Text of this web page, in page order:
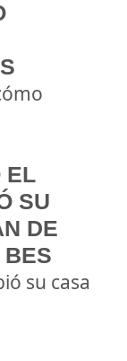
EL
SU
DE
BES
su casa